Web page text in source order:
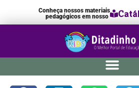
Conheça nossos materiais
pedagógicos em nosso